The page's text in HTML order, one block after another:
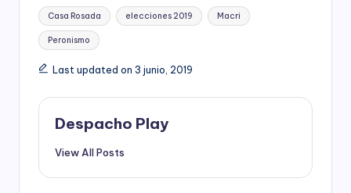
Tags:
Casa Rosada elecciones 2019 Macri
Peronismo
Last updated on 3 junio, 2019
Despacho Play
View All Posts